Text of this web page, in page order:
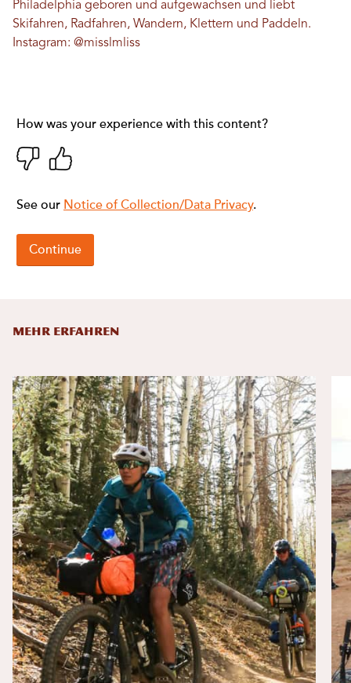
Philadelphia geboren und aufgewachsen und liebt
Skifahren, Radfahren, Wandern, Klettern und Paddeln.
Instagram: @misslmliss
MEHR ERFAHREN